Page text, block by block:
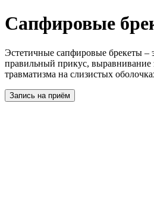
Сапфировые
Эстетичные сапфировые брекеты –
правильный прикус, выравнивание
травматизма на слизистых
Запись на приём